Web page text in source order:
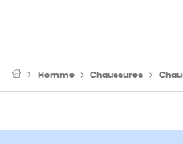
Homme Chaussures